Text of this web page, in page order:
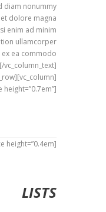
diam nonummy
dolore magna
enim ad minim
ullamcorper
ea commodo
vc_column_text]
height=”0.7em”]
[vc_empty_space height=”0.4em”]
LISTS